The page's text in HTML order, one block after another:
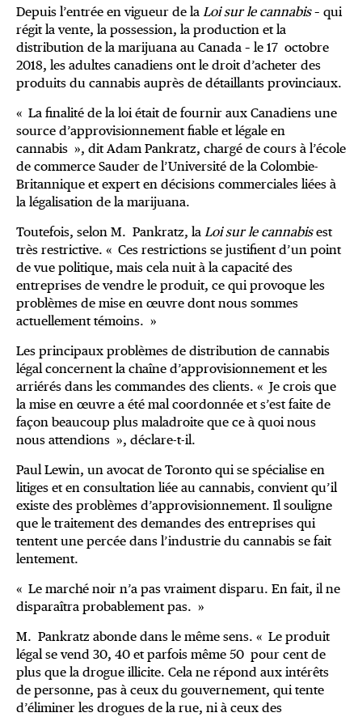
Depuis l’entrée en vigueur de la Loi sur le cannabis– qui
régit la vente, la possession, la production et la
distribution de la marijuana au Canada – le 17 octobre
2018, les adultes canadiens ont le droit d’acheter des
produits du cannabis auprès de détaillants provinciaux.
« La finalité de la loi était de fournir aux Canadiens une
source d’approvisionnement fiable et légale en
cannabis », dit Adam Pankratz, chargé de cours à l’école
de commerce Sauder de l’Université de la Colombie-
Britannique et expert en décisions commerciales liées à
la légalisation de la marijuana.
Toutefois, selon M. Pankratz, la Loi sur le cannabisest
très restrictive. « Ces restrictions se justifient d’un point
de vue politique, mais cela nuit à la capacité des
entreprises de vendre le produit, ce qui provoque les
problèmes de mise en œuvre dont nous sommes
actuellement témoins. »
Les principaux problèmes de distribution de cannabis
légal concernent la chaîne d’approvisionnement et les
arriérés dans les commandes des clients. « Je crois que
la mise en œuvre a été mal coordonnée et s’est faite de
façon beaucoup plus maladroite que ce à quoi nous
nous attendions », déclare-t-il.
Paul Lewin, un avocat de Toronto qui se spécialise en
litiges et en consultation liée au cannabis, convient qu’il
existe des problèmes d’approvisionnement. Il souligne
que le traitement des demandes des entreprises qui
tentent une percée dans l’industrie du cannabis se fait
lentement.
« Le marché noir n’a pas vraiment disparu. En fait, il ne
disparaîtra probablement pas. »
M. Pankratz abonde dans le même sens. « Le produit
légal se vend 30, 40 et parfois même 50 pour cent de
plus que la drogue illicite. Cela ne répond aux intérêts
de personne, pas à ceux du gouvernement, qui tente
d’éliminer les drogues de la rue, ni à ceux des